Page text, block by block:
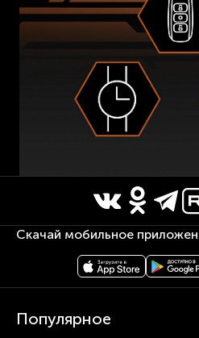
Скачай мобильное
Популярное